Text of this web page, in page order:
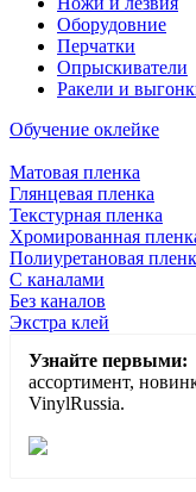
Оборудовние
Перчатки
Опрыскиватели
Ракели и
Обучение оклейке
Матовая пленка
Глянцевая пленка
Текстурная пленка
Хромированная
Полиуретановая
С каналами
Без каналов
Экстра клей
Узнайте первыми:
ассортимент,
VinylRussia.